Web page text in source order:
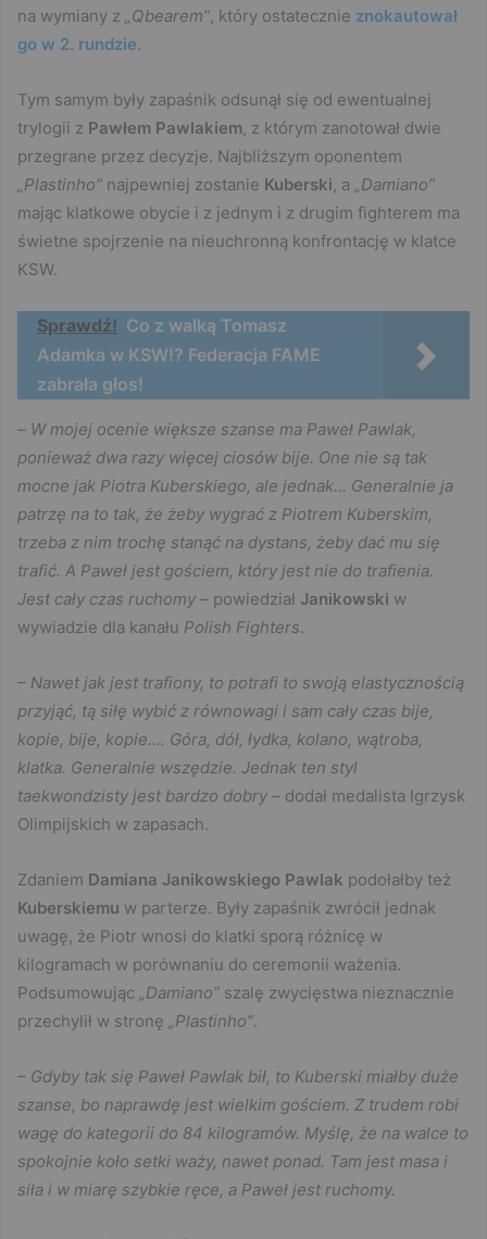
na wymiany z „Qbearem”, który ostatecznie znokautował
go w 2. rundzie.
Tym samym były zapaśnik odsunął się od ewentualnej
trylogii z Pawłem Pawlakiem, z którym zanotował dwie
przegrane przez decyzje. Najbliższym oponentem
„Plastinho” najpewniej zostanie Kuberski, a „Damiano”
mając klatkowe obycie i z jednym i z drugim fighterem ma
świetne spojrzenie na nieuchronną konfrontację w klatce
KSW.
Sprawdź! Co z walką Tomasz
Adamka w KSW!? Federacja FAME
zabrała głos!
– W mojej ocenie większe szanse ma Paweł Pawlak,
ponieważ dwa razy więcej ciosów bije. One nie są tak
mocne jak Piotra Kuberskiego, ale jednak… Generalnie ja
patrzę na to tak, że żeby wygrać z Piotrem Kuberskim,
trzeba z nim trochę stanąć na dystans, żeby dać mu się
trafić. A Paweł jest gościem, który jest nie do trafienia.
Jest cały czas ruchomy – powiedział Janikowski w
wywiadzie dla kanału Polish Fighters.
– Nawet jak jest trafiony, to potrafi to swoją elastycznością
przyjąć, tą siłę wybić z równowagi i sam cały czas bije,
kopie, bije, kopie…. Góra, dół, łydka, kolano, wątroba,
klatka. Generalnie wszędzie. Jednak ten styl
taekwondzisty jest bardzo dobry – dodał medalista Igrzysk
Olimpijskich w zapasach.
Zdaniem Damiana Janikowskiego Pawlak podołałby też
Kuberskiemu w parterze. Były zapaśnik zwrócił jednak
uwagę, że Piotr wnosi do klatki sporą różnicę w
kilogramach w porównaniu do ceremonii ważenia.
Podsumowując „Damiano” szalę zwycięstwa nieznacznie
przechylił w stronę „Plastinho”.
– Gdyby tak się Paweł Pawlak bił, to Kuberski miałby duże
szanse, bo naprawdę jest wielkim gościem. Z trudem robi
wagę do kategorii do 84 kilogramów. Myślę, że na walce to
spokojnie koło setki waży, nawet ponad. Tam jest masa i
siła i w miarę szybkie ręce, a Paweł jest ruchomy.